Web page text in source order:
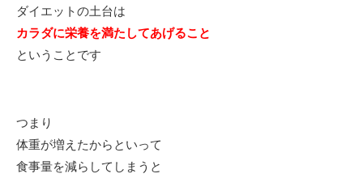
ダイエットの土台は
カラダに栄養を満たしてあげること
ということです
つまり
体重が増えたからといって
食事量を減らしてしまうと